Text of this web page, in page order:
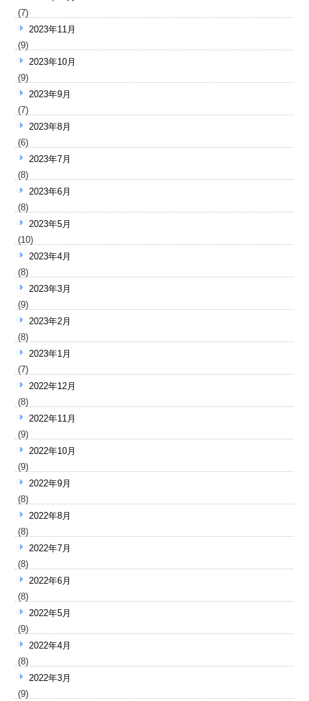
(7)
2023年11月
(9)
2023年10月
(9)
2023年9月
(7)
2023年8月
(6)
2023年7月
(8)
2023年6月
(8)
2023年5月
(10)
2023年4月
(8)
2023年3月
(9)
2023年2月
(8)
2023年1月
(7)
2022年12月
(8)
2022年11月
(9)
2022年10月
(9)
2022年9月
(8)
2022年8月
(8)
2022年7月
(8)
2022年6月
(8)
2022年5月
(9)
2022年4月
(8)
2022年3月
(9)